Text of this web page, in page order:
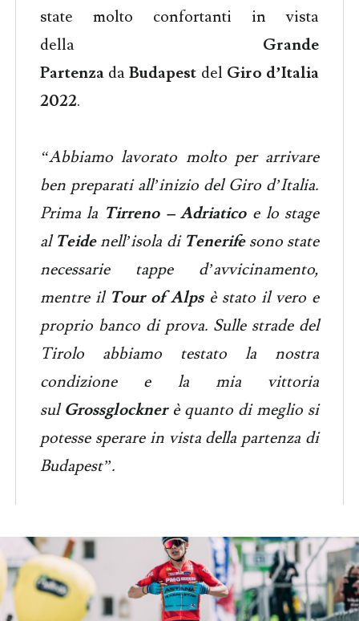
state molto confortanti in vista
della Grande
PartenzadaBudapest del Giro d’Italia
2022.
“Abbiamo lavorato molto per arrivare
ben preparati all’inizio del Giro d’Italia.
Prima la Tirreno – Adriatico e lo stage
al Teide nell’isola di Tenerife sono state
necessarie tappe d’avvicinamento,
mentre il Tour of Alps è stato il vero e
proprio banco di prova. Sulle strade del
Tirolo abbiamo testato la nostra
condizione e la mia vittoria
sul Grossglockner è quanto di meglio si
potesse sperare in vista della partenza di
Budapest”.